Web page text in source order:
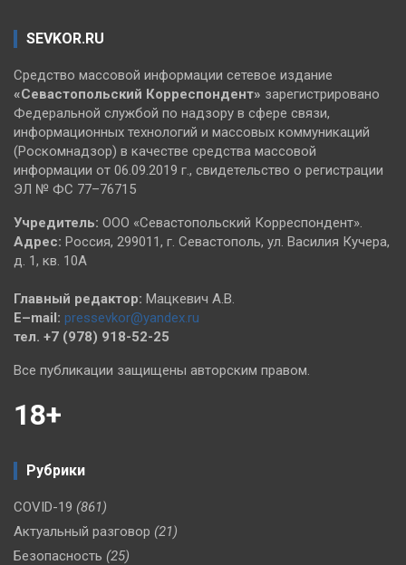
SEVKOR.RU
Средство массовой информации сетевое издание
«Севастопольский Корреспондент» зарегистрировано
Федеральной службой по надзору в сфере связи,
информационных технологий и массовых коммуникаций
(Роскомнадзор) в качестве средства массовой
информации от 06.09.2019 г., свидетельство о регистрации
ЭЛ № ФС 77–76715
Учредитель: ООО «Севастопольский Корреспондент».
Адрес: Россия, 299011, г. Севастополь, ул. Василия Кучера,
д. 1, кв. 10А
Главный редактор: Мацкевич А.В.
E–mail: pressevkor@yandex.ru
тел. +7 (978) 918-52-25
Все публикации защищены авторским правом.
18+
Рубрики
COVID-19 (861)
Актуальный разговор (21)
Безопасность (25)